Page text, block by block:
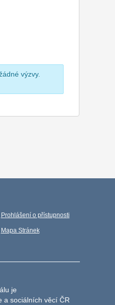
výzvy.
Prohlášení o přístupnosti
Mapa Stránek
je
a sociálních věcí ČR